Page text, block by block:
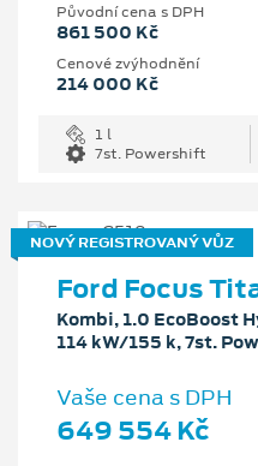
Původní cena s DPH
861 500 Kč
Cenové zvýhodnění
214 000 Kč
1 l
7st. Powershift
NOVÝ REGISTROVANÝ VŮZ
Ford Focus
Kombi, 1.0 EcoBoost
114 kW/155 k, 7st.
Vaše cena s DPH
649 554 Kč